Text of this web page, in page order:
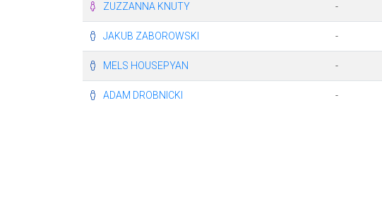
ZUZZANNA KNUTY -
JAKUB ZABOROWSKI -
MELS HOUSEPYAN -
ADAM DROBNICKI -